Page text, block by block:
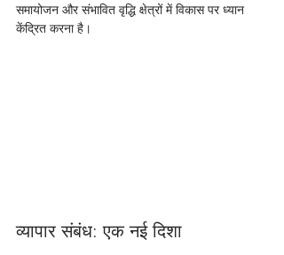
समायोजन और संभावित वृद्धि क्षेत्रों में विकास पर ध्यान
केंद्रित करना है।
व्यापार संबंध: एक नई दिशा